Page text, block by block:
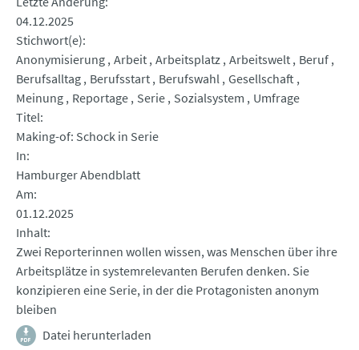
04.12.2025
Stichwort(e)
Anonymisierung Arbeit Arbeitsplatz Arbeitswelt Beruf
Berufsalltag Berufsstart Berufswahl Gesellschaft
Meinung Reportage Serie Sozialsystem
Umfrage
Titel
Making-of: Schock in Serie
In
Hamburger Abendblatt
Am
01.12.2025
Inhalt
Zwei Reporterinnen wollen wissen, was Menschen über ihre
Arbeitsplätze in systemrelevanten Berufen denken. Sie
konzipieren eine Serie, in der die Protagonisten anonym
bleiben
Datei herunterladen